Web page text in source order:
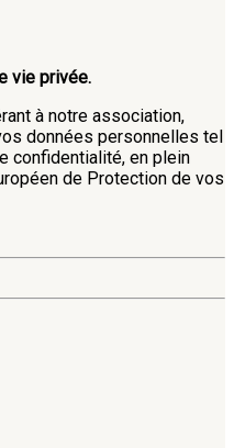
vie privée.
à notre association,
données personnelles tel
confidentialité, en plein
de Protection de vos